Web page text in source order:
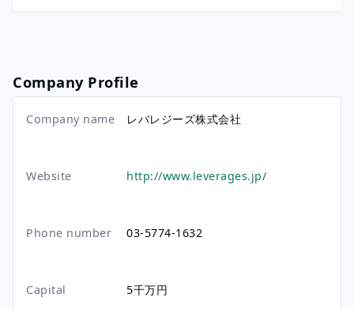
Company Profile
Company name レバレジーズ株式会社
Website http://www.leverages.jp/
Phone number 03-5774-1632
Capital 5千万円